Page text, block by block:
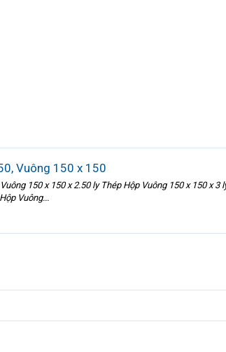
Vuông 150 x 150
150 x 150 x 2.50 ly Thép Hộp Vuông 150 x 150 x
Vuông...